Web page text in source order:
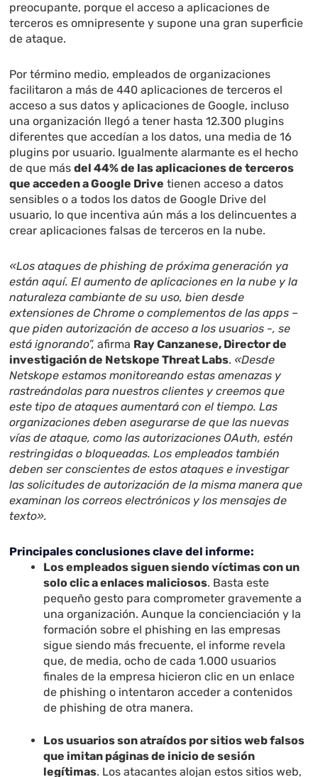
preocupante, porque el acceso a aplicaciones de
terceros es omnipresente y supone una gran superficie
de ataque.
Por término medio, empleados de organizaciones
facilitaron a más de 440 aplicaciones de terceros el
acceso a sus datos y aplicaciones de Google, incluso
una organización llegó a tener hasta 12.300 plugins
diferentes que accedían a los datos, una media de 16
plugins por usuario. Igualmente alarmante es el hecho
de que másdel 44% de las aplicaciones de terceros
que acceden a Google Drive tienen acceso a datos
sensibles o a todos los datos de Google Drive del
usuario, lo que incentiva aún más a los delincuentes a
crear aplicaciones falsas de terceros en la nube.
«Los ataques de phishing de próxima generación ya
están aquí. El aumento de aplicaciones en la nube y la
naturaleza cambiante de su uso, bien desde
extensiones de Chrome o complementos de las apps –
que piden autorización de acceso a los usuarios -, se
está ignorando”,afirma Ray Canzanese, Director de
investigación de Netskope Threat Labs. «Desde
Netskope estamos monitoreando estas amenazas y
rastreándolas para nuestros clientes y creemos que
este tipo de ataques aumentará con el tiempo. Las
organizaciones deben asegurarse de que las nuevas
vías de ataque, como las autorizaciones OAuth, estén
restringidas o bloqueadas. Los empleados también
deben ser conscientes de estos ataques e investigar
las solicitudes de autorización de la misma manera que
examinan los correos electrónicos y los mensajes de
texto».
Principales conclusiones clave del informe:
Los empleados siguen siendo víctimas con un
solo clic a enlaces maliciosos. Basta este
pequeño gesto para comprometer gravemente a
una organización. Aunque la concienciación y la
formación sobre el phishing en las empresas
sigue siendo más frecuente, el informe revela
que, de media, ocho de cada 1.000 usuarios
finales de la empresa hicieron clic en un enlace
de phishing o intentaron acceder a contenidos
de phishing de otra manera.
Los usuarios son atraídos por sitios web falsos
que imitan páginas de inicio de sesión
legítimas. Los atacantes alojan estos sitios web,